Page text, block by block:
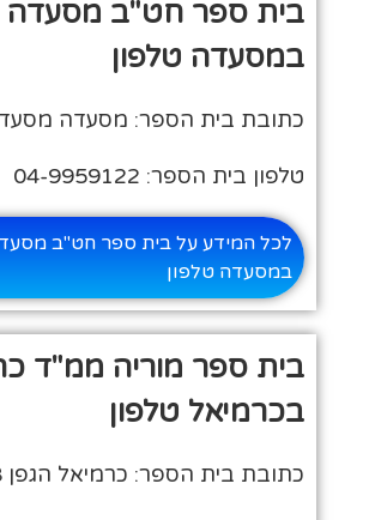
בית ספר חט"ב מסעדה
במסעדה טלפון
כתובת בית הספר: מסעדה
טלפון בית הספר: 04-9959122
לכל המידע על בית ספר חט"ב
במסעדה טלפון
בית ספר מוריה ממ"ד
בכרמיאל טלפון
כתובת בית הספר: כרמיאל הגפן 8